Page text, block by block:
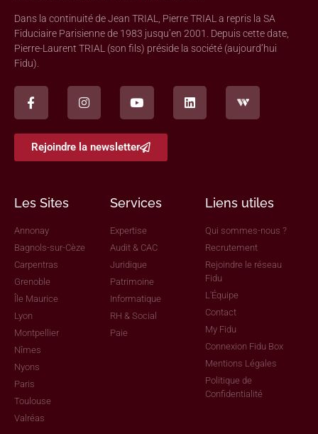
Dans la continuité de Jean TRIAL, Pierre TRIAL a repris la SA
Fiduciaire Parisienne de 1983 jusqu’en 2001. Depuis cette date,
Pierre-Laurent TRIAL (son fils) préside la société (aujourd’hui
Fidu).
Rejoindre la newsletter
Les Sites
Annonay
Bagnols-sur-Cèze
Carpentras
Grenoble
Île Maurice
Lyon
Montpellier
Nîmes
Nyons
Paris
Toulouse
Valréas
Services
Expertise
Audit & CAC
Juridique
Patrimoine
Informatique
RH & Social
Paie
Liens utiles
Qui sommes-nous ?
Recrutement
Rejoindre le réseau
Fidu
L'Équipe
Contact
My Fidu
Connexion Fidu Box
Mentions Légales
Politique de
Confidentialité